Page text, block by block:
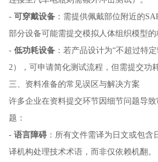
- 可穿戴设备：需提供佩戴部位附近的
部分设备可能需提交模拟人体组织模型的
- 低功耗设备：若产品设计为“不超过特
2），可申请简化测试流程，但需提交功
三、资料准备的常见误区与解决方案
许多企业在资料提交环节因细节问题导
题：
- 语言障碍：所有文件需译为日文或包含
译机构处理技术术语，而非仅依赖机翻。